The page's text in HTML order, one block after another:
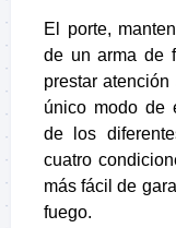
El porte,
de un arma de
prestar
único modo de
de los
cuatro
más fácil de
fuego.